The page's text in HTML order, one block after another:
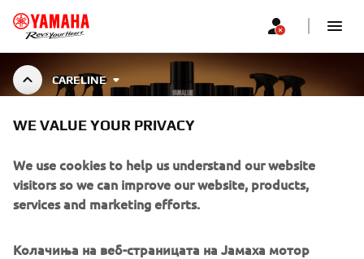
CARELINE
Specially developed cleaners, greases, and maintenance
more. Designed to preserve performance, e ... Show More
WE VALUE YOUR PRIVACY
We use cookies to help us understand our website
visitors so we can improve our website, products,
services and marketing efforts.
Колачиња на веб-страницата на Јамаха мотор